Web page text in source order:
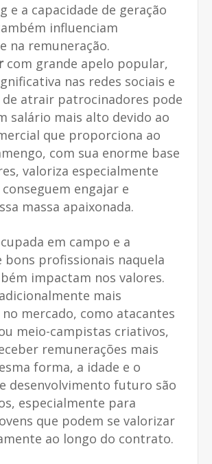
e a capacidade de geração
influenciam
na remuneração.
com grande apelo popular,
nas redes sociais e
de atrair patrocinadores pode
salário mais alto devido ao
que proporciona ao
com sua enorme base
valoriza especialmente
engajar e
massa apaixonada.
em campo e a
bons profissionais naquela
impactam nos valores.
mais
mercado, como atacantes
meio-campistas criativos,
remunerações mais
forma, a idade e o
desenvolvimento futuro são
especialmente para
que podem se valorizar
ao longo do contrato.